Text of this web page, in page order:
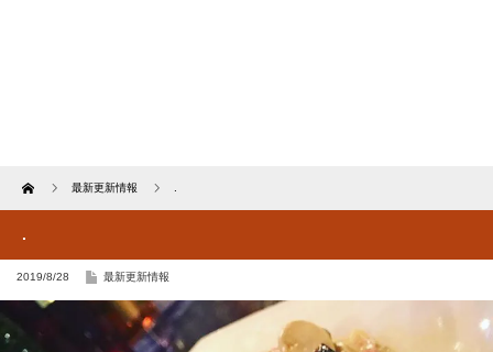
Home 最新更新情報
.
2019/8/28 最新更新情報